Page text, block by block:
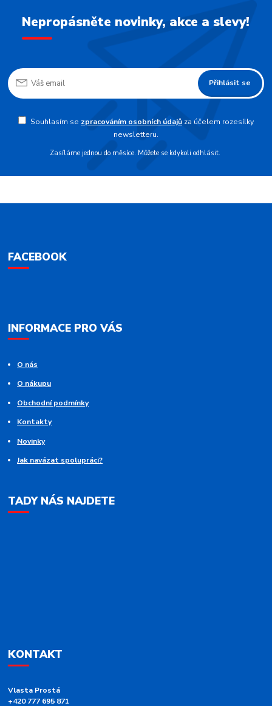
Nepropásněte novinky, akce a slevy!
Přihlásit se
Souhlasím se zpracováním osobních údajůza účelem rozesílky
newsletteru.
Zasíláme jednou do měsíce. Můžete se kdykoli odhlásit.
FACEBOOK
INFORMACE PRO VÁS
O nás
O nákupu
Obchodní podmínky
Kontakty
Novinky
Jak navázat spolupráci?
TADY NÁS NAJDETE
KONTAKT
Vlasta Prostá
+420 777 695 871